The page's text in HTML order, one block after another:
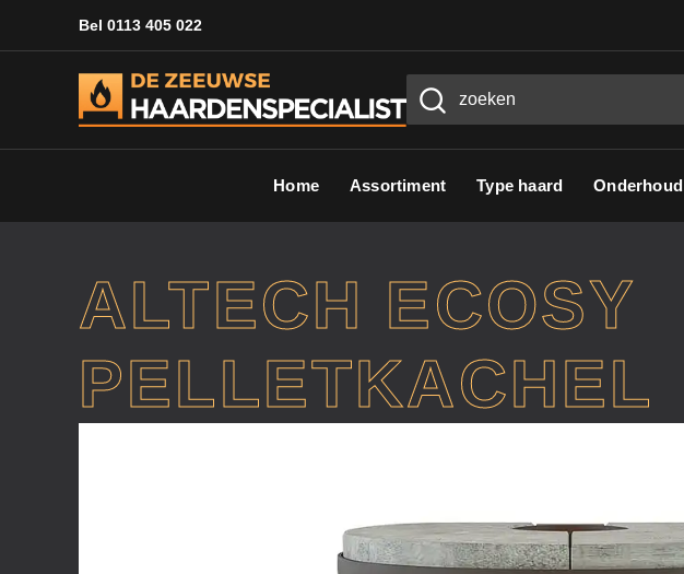
Bel 0113 405 022
Home Assortiment Type haard Onderhoud
ALTECH ECOSY
PELLETKACHEL